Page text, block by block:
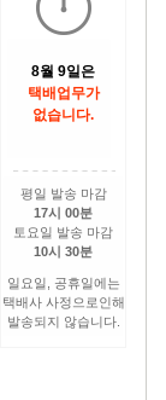
8월 9일은
택배업무가
없습니다.
평일 발송 마감
17시 00분
토요일 발송 마감
10시 30분
일요일, 공휴일에는
택배사 사정으로인해
발송되지 않습니다.